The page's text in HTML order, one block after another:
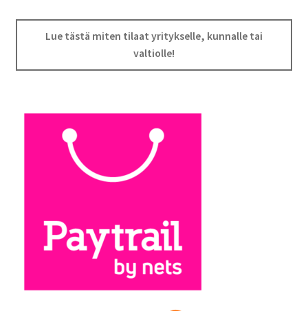
Lue tästä miten tilaat yritykselle, kunnalle tai
valtiolle!